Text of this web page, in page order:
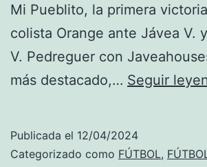
Mi Pueblito, la primera
colista Orange ante Jávea V.
V. Pedreguer con
más destacado,… Seguir
Publicada el 12/04/2024
Categorizado como FÚTBOL,